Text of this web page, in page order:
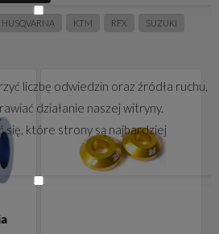
HUSQVARNA KTM RFX SUZUKI
liczbę odwiedzin oraz źródła ruchu,
działanie naszej witryny.
się, które strony są najbardziej